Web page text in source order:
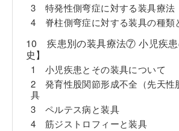
3 特発性側弯症に対する装具療法
4 脊柱側弯症に対する装具の種類
10 疾患別の装具療法⑦ 小児疾患
史】
1 小児疾患とその装具について
2 発育性股関節形成不全（先天性
具
3 ペルテス病と装具
4 筋ジストロフィーと装具